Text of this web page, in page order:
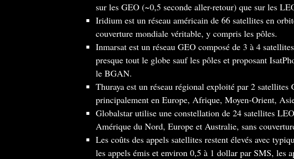
sur les GEO (~0,5 seconde aller-retour) que sur les
Iridium est un réseau américain de 66 satellites en
couverture mondiale véritable, y compris les pôles.
Inmarsat est un réseau GEO composé de 3 à 4
presque tout le globe sauf les pôles et proposant
le BGAN.
Thuraya est un réseau régional exploité par 2
principalement en Europe, Afrique, Moyen-Orient,
Globalstar utilise une constellation de 24 satellites
Amérique du Nord, Europe et Australie, sans
Les coûts des appels satellites restent élevés avec
les appels émis et environ 0,5 à 1 dollar par SMS, les